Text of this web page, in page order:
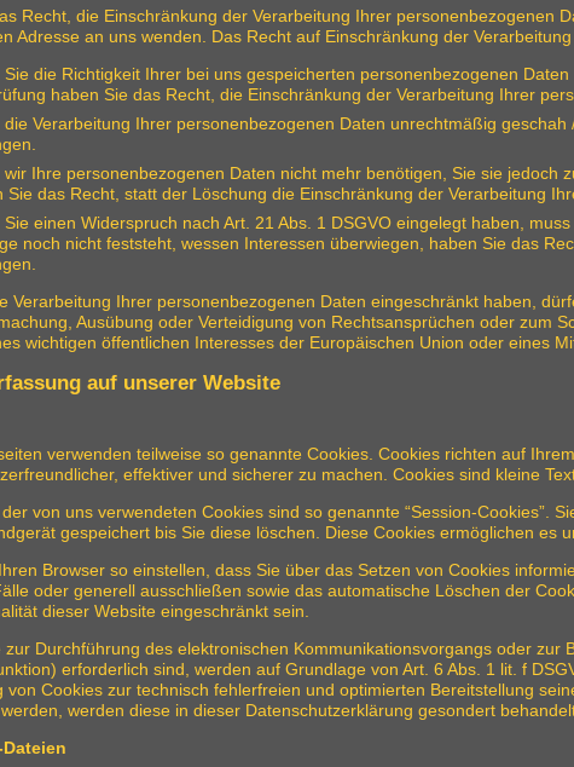
Recht, die Einschränkung der Verarbeitung Ihrer personenbezogenen
Adresse an uns wenden. Das Recht auf Einschränkung der
Sie die Richtigkeit Ihrer bei uns gespeicherten personenbezogenen
haben Sie das Recht, die Einschränkung der Verarbeitung Ihrer
die Verarbeitung Ihrer personenbezogenen Daten unrechtmäßig
wir Ihre personenbezogenen Daten nicht mehr benötigen, Sie sie jedoch
Sie das Recht, statt der Löschung die Einschränkung der Verarbeitung
Sie einen Widerspruch nach Art. 21 Abs. 1 DSGVO eingelegt haben,
noch nicht feststeht, wessen Interessen überwiegen, haben Sie das
Verarbeitung Ihrer personenbezogenen Daten eingeschränkt haben,
Ausübung oder Verteidigung von Rechtsansprüchen oder zum
wichtigen öffentlichen Interesses der Europäischen Union oder eines
auf unserer Website
verwenden teilweise so genannte Cookies. Cookies richten auf
effektiver und sicherer zu machen. Cookies sind kleine
von uns verwendeten Cookies sind so genannte “Session-Cookies”.
gespeichert bis Sie diese löschen. Diese Cookies ermöglichen es
Browser so einstellen, dass Sie über das Setzen von Cookies
oder generell ausschließen sowie das automatische Löschen der
dieser Website eingeschränkt sein.
zur Durchführung des elektronischen Kommunikationsvorgangs oder zur
erforderlich sind, werden auf Grundlage von Art. 6 Abs. 1 lit. f
von Cookies zur technisch fehlerfreien und optimierten Bereitstellung
werden diese in dieser Datenschutzerklärung gesondert